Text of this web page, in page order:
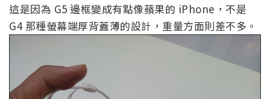
這是因為 G5 邊框變成有點像蘋果的 iPhone，不是
G4 那種螢幕端厚背蓋薄的設計，重量方面則差不多。